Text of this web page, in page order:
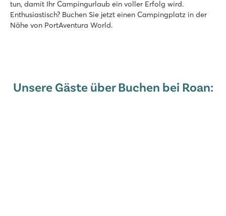
tun, damit Ihr Campingurlaub ein voller Erfolg wird.
Enthusiastisch? Buchen Sie jetzt einen Campingplatz in der
Nähe von PortAventura World.
Unsere Gäste über Buchen bei Roan: